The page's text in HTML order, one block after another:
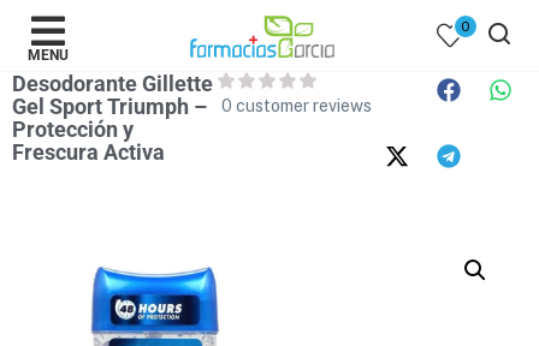
MENU
0
Desodorante Gillette
Gel Sport Triumph –
Protección y
Frescura Activa
0 customer reviews